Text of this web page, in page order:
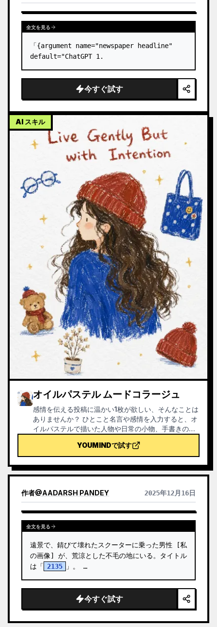
全文を見る
「{argument name="newspaper headline"
default="ChatGPT 1.
今すぐ試す
AI スキル
オイルパステル ムードコラージュ
感情を伝える投稿に温かい1枚が欲しい、そんなことは
ありませんか？ ひとこと名言や感情を入力すると、オ
イルパステルで描いた人物や日常の小物、手書きの名
んなコンテンツにも使えます。
YOUMINDで試す
作者@AADARSH PANDEY 2025年12月16日
全文を見る
遠景で、錆びて壊れたスクーターに乗った男性 [私
の画像] が、荒涼とした不毛の地にいる。タイトル
は「
2135 」。 …
今すぐ試す